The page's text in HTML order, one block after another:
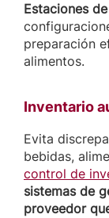
Estaciones
preparación
alimentos.
Inventario
Evita
bebidas,
control de
sistemas de
proveedor